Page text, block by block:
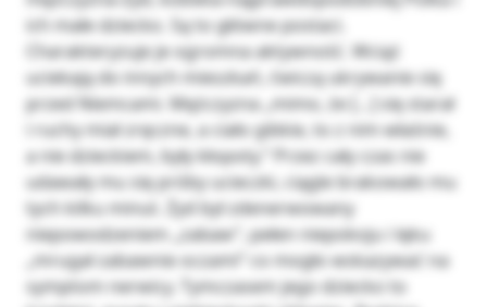
ich małe dziecko. Są to główne postaci.
Charakteryzuje je ogromna aktywność. Wciąż
uciekają do innych mieszkań, ćwiczą ukrywanie się
przed Niemcami. Mężczyzna „mimo, że […] się starał
i ruchy miał zręczne, a ciało gibkie, to z nim właśnie,
a nie dzieckiem, były kłopoty.” Przez cały czas nie
udawały mu się próby ucieczki, ciągle brakowało mu
tych kilku minut. Żyd był zdenerwowany
niepowodzeniem „zabaw”, pełen niepokoju i lęku
„mrugał zabawnie oczami” co mogło wskazywać na
symptom nerwicy. Tymczasem jego dziecko to